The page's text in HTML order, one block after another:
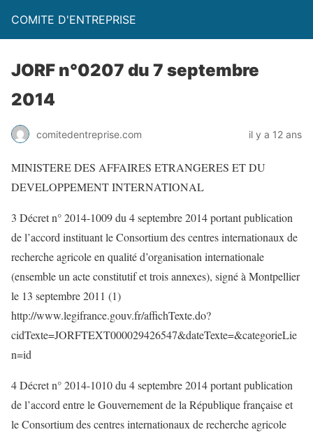
COMITE D'ENTREPRISE
JORF n°0207 du 7 septembre
2014
comitedentreprise.com il y a 12 ans
MINISTERE DES AFFAIRES ETRANGERES ET DU
DEVELOPPEMENT INTERNATIONAL
3 Décret n° 2014-1009 du 4 septembre 2014 portant publication
de l’accord instituant le Consortium des centres internationaux de
recherche agricole en qualité d’organisation internationale
(ensemble un acte constitutif et trois annexes), signé à Montpellier
le 13 septembre 2011 (1)
http://www.legifrance.gouv.fr/affichTexte.do?
cidTexte=JORFTEXT000029426547&dateTexte=&categorieLie
n=id
4 Décret n° 2014-1010 du 4 septembre 2014 portant publication
de l’accord entre le Gouvernement de la République française et
le Consortium des centres internationaux de recherche agricole